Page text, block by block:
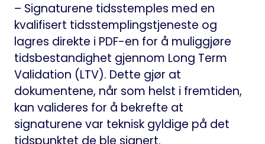
– Signaturene tidsstemples med en
kvalifisert tidsstemplingstjeneste og
lagres direkte i PDF-en for å muliggjøre
tidsbestandighet gjennom Long Term
Validation (LTV). Dette gjør at
dokumentene, når som helst i fremtiden,
kan valideres for å bekrefte at
signaturene var teknisk gyldige på det